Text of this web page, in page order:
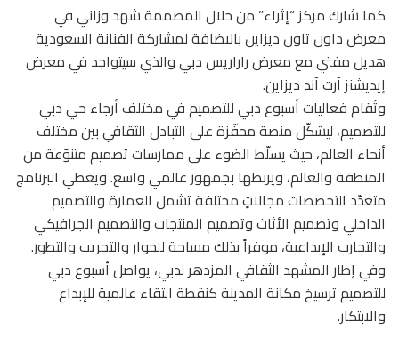
كما شارك مركز “إثراء” من خلال المصممة شهد وزاني في
معرض داون تاون ديزاين بالاضافة لمشاركة الفنانة السعودية
هديل مفتي مع معرض راراريس دبي والذي سيتواجد في معرض
إيديشنز آرت آند ديزاين.
وتُقام فعاليات أسبوع دبي للتصميم في مختلف أرجاء حي دبي
للتصميم، ليشكّل منصة محفّزة على التبادل الثقافي بين مختلف
أنحاء العالم، حيث يسلّط الضوء على ممارسات تصميم متنوّعة من
المنطقة والعالم، ويربطها بجمهور عالمي واسع. ويغطي البرنامج
متعدّد التخصصات مجالاتٍ مختلفة تشمل العمارة والتصميم
الداخلي وتصميم الأثاث وتصميم المنتجات والتصميم الجرافيكي
والتجارب الإبداعية، موفراً بذلك مساحة للحوار والتجريب والتطور.
وفي إطار المشهد الثقافي المزدهر لدبي، يواصل أسبوع دبي
للتصميم ترسيخ مكانة المدينة كنقطة التقاء عالمية للإبداع
والابتكار.